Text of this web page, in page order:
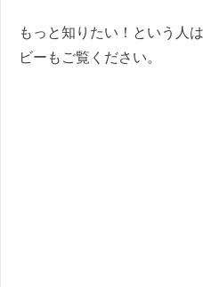
もっと知りたい！という人
ビーもご覧ください。